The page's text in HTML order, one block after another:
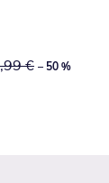
€
14,99 €,
€ – 50 %